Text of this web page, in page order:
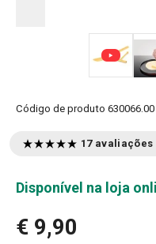
Código de produto 630066.00
17 avaliações
Disponível na loja
€ 9,90